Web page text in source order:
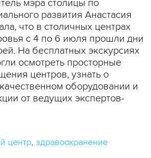
мэра столицы по
развития Анастасия
что в столичных центрах
с 4 по 6 июля прошли дни
На бесплатных экскурсиях
осмотреть просторные
центров, узнать о
оборудовании и
от ведущих экспертов-
центр здравоохранение